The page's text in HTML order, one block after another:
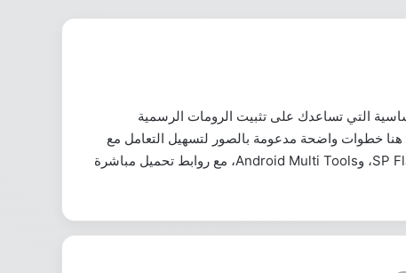
التي تساعدك على تثبيت الرومات الرسمية
هنا خطوات واضحة مدعومة بالصور لتسهيل التعامل مع
أشهر الأدوات مثل Odin لأجهزة سامسونج، SP Flash Tool، وAndroid Multi Tools، مع روابط تحميل مباشرة